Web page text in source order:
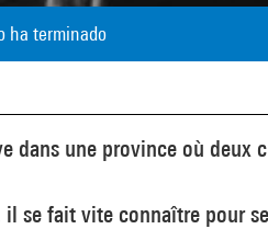
ha terminado
dans une province où deux
il se fait vite connaître pour